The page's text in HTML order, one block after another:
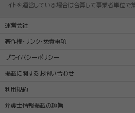
イトを運営している場合は合算して事業者単位で集
運営会社
著作権・リンク・免責事項
プライバシーポリシー
掲載に関するお問い合わせ
利用規約
弁護士情報掲載の趣旨